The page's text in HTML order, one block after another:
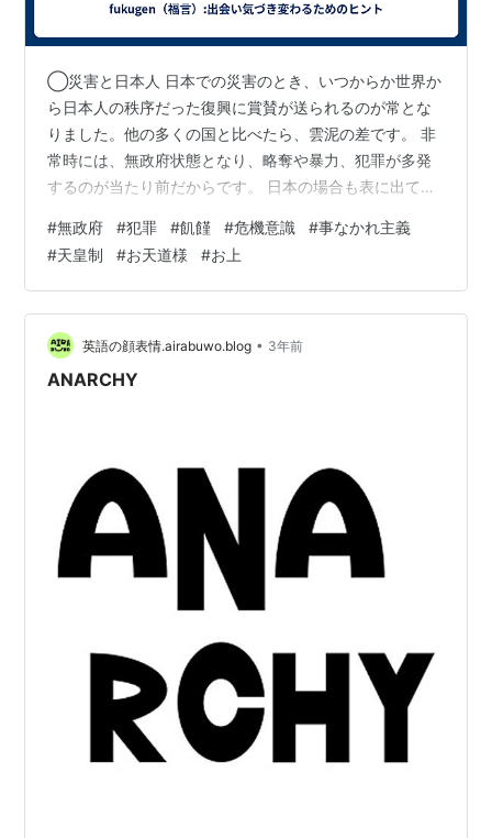
◯災害と日本人 日本での災害のとき、いつからか世界か
ら日本人の秩序だった復興に賞賛が送られるのが常とな
りました。他の多くの国と比べたら、雲泥の差です。 非
常時には、無政府状態となり、略奪や暴力、犯罪が多発
するのが当たり前だからです。 日本の場合も表に出てこ
メージを受けたら、立ち直るということに、慣れている
のでしょう。 常に天災などでやられては、立ち上がって
きた歴史があるからでしょう。 日本人は、他の民族より
も、男性性、攻撃性、そうした欲に向かうエネルギーが
少ないとも思えます。 ますます、そうなってきていると
いうのが、このところ、述べてきたこと…
#無政府 #犯罪 #飢饉 #危機意識 #事なかれ主義
#天皇制 #お天道様 #お上
英語の顔表情.airabuwo.blog • 3年前
ANARCHY